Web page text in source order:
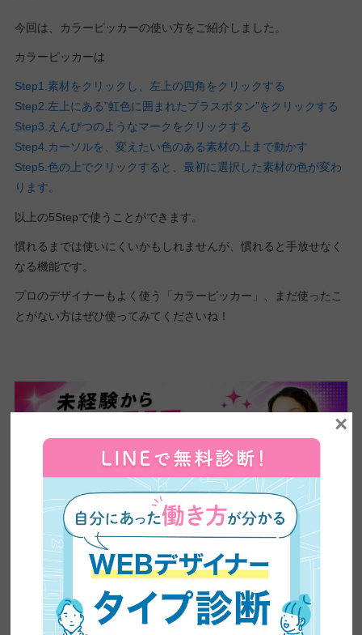
今回は、カラーピッカーの使い方をご紹介しました。
カラーピッカーは
Step1.素材をクリックし、左上の四角をクリックする
Step2.左上にある”虹色に囲まれたプラスボタン”をクリックする
Step3.えんぴつのようなマークをクリックする
Step4.カーソルを、変えたい色のある素材の上まで動かす
Step5.色の上でクリックすると、最初に選択した素材の色が変わ
ります。
以上の5Stepで使うことができます。
慣れるまでは使いにくいかもしれませんが、慣れると手放せなく
なる機能です。
プロのデザイナーもよく使う「カラーピッカー」、まだ使ったこ
とがない方はぜひ使ってみてくださいね！
×